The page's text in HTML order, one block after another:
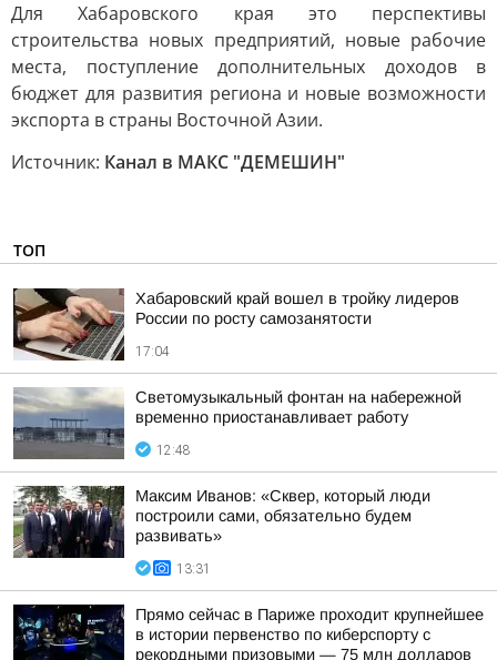
Для Хабаровского края это перспективы
строительства новых предприятий, новые рабочие
места, поступление дополнительных доходов в
бюджет для развития региона и новые возможности
экспорта в страны Восточной Азии.
Источник: Канал в МАКС "ДЕМЕШИН"
ТОП
Хабаровский край вошел в тройку лидеров
России по росту самозанятости
17:04
Светомузыкальный фонтан на набережной
временно приостанавливает работу
12:48
Максим Иванов: «Сквер, который люди
построили сами, обязательно будем
развивать»
13:31
Прямо сейчас в Париже проходит крупнейшее
в истории первенство по киберспорту с
рекордными призовыми — 75 млн долларов